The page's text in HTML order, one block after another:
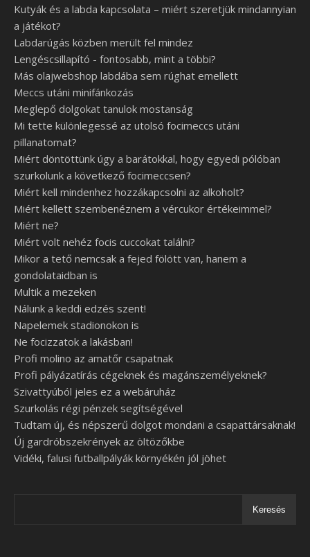
Kutyák és a labda kapcsolata – miért szeretjük mindannyian
a játékot?
Labdarúgás közben merült fel mindez
Lengéscsillapító - fontosabb, mint a többi?
Más olajwebshop labdába sem rúghat emellett
Meccs utáni minifánkozás
Meglepő dolgokat tanulok mostanság
Mi tette különlegessé az utolsó focimeccs utáni
pillanatomat?
Miért döntöttünk úgy a barátokkal, hogy egyedi pólóban
szurkolunk a következő focimeccsen?
Miért kell mindenhez hozzákapcsolni az alkoholt?
Miért kellett szembenéznem a vércukor értékeimmel?
Miért ne?
Miért volt nehéz focis cuccokat találni?
Mikor a tető nemcsak a fejed fölött van, hanem a
gondolataidban is
Multik a mezeken
Nálunk a keddi edzés szent!
Napelemek stadionokon is
Ne focizzatok a lakásban!
Profi molino az amatőr csapatnak
Profi pályázatírás cégeknek és magánszemélyeknek?
Szivattyúból jeles ez a webáruház
Szurkolás régi pénzek segítségével
Tudtam új, és népszerű dolgot mondani a csapattársaknak!
Új gardróbszekrények az öltözőkbe
Vidéki, falusi futballpályák környékén jól jöhet
Keresés